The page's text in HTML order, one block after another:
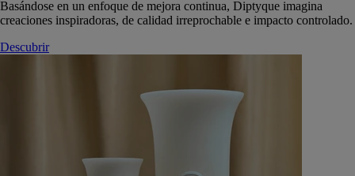
Basándose en un enfoque de mejora continua, Diptyque imagina
creaciones inspiradoras, de calidad irreprochable e impacto controlado.
Descubrir